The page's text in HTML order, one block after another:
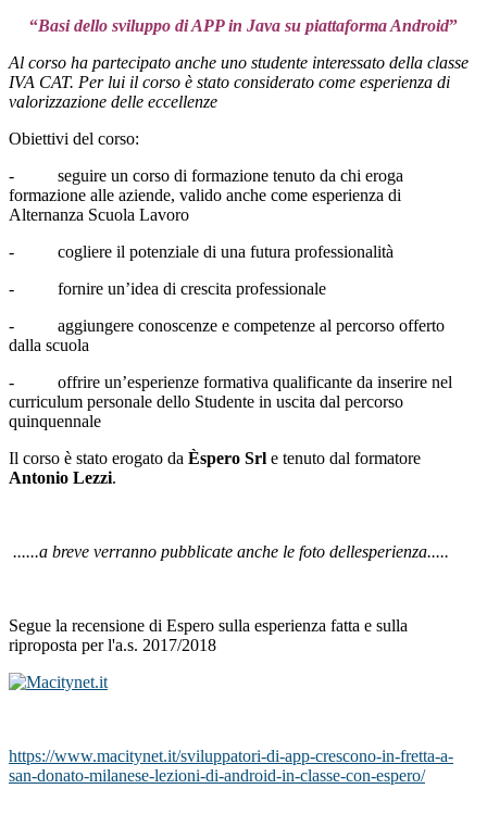
“Basi dello sviluppo di APP in Java su piattaforma Android”
Al corso ha partecipato anche uno studente interessato della classe
IVA CAT. Per lui il corso è stato considerato come esperienza di
valorizzazione delle eccellenze
Obiettivi del corso:
- seguire un corso di formazione tenuto da chi eroga
formazione alle aziende, valido anche come esperienza di
Alternanza Scuola Lavoro
- cogliere il potenziale di una futura professionalità
- fornire un’idea di crescita professionale
- aggiungere conoscenze e competenze al percorso offerto
dalla scuola
- offrire un’esperienze formativa qualificante da inserire nel
curriculum personale dello Studente in uscita dal percorso
quinquennale
Il corso è stato erogato da Èspero Srl e tenuto dal formatore
Antonio Lezzi.
......a breve verranno pubblicate anche le foto dellesperienza.....
Segue la recensione di Espero sulla esperienza fatta e sulla
riproposta per l'a.s. 2017/2018
https://www.macitynet.it/sviluppatori-di-app-crescono-in-fretta-a-
san-donato-milanese-lezioni-di-android-in-classe-con-espero/